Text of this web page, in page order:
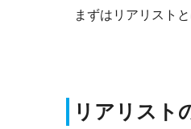
まずはリアリスト
リアリスト